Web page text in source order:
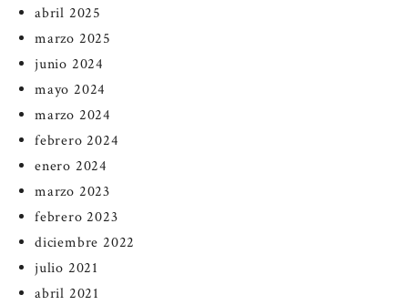
abril 2025
marzo 2025
junio 2024
mayo 2024
marzo 2024
febrero 2024
enero 2024
marzo 2023
febrero 2023
diciembre 2022
julio 2021
abril 2021